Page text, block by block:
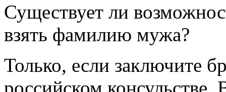
Существует ли
взять фамилию мужа?
Только, если заключите
российском консульстве.